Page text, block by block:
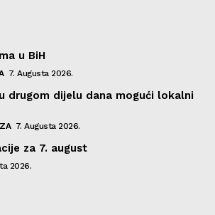
u BiH
7. Augusta 2026.
drugom dijelu dana mogući lokalni
7. Augusta 2026.
za 7. august
2026.